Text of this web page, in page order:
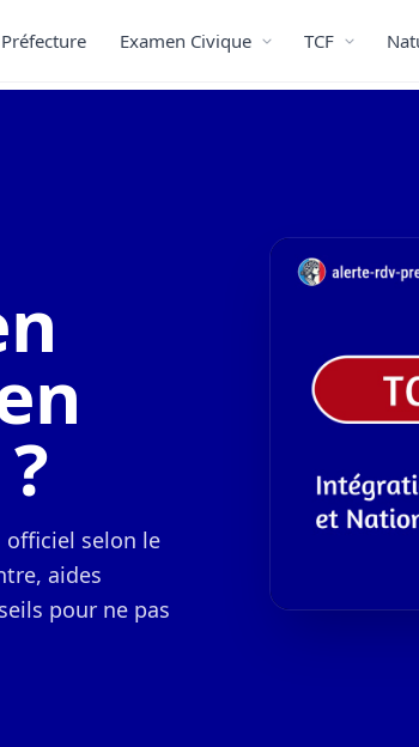
Préfecture Examen Civique TCF
officiel selon le
aides
pour ne pas